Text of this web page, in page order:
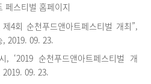
페스티벌 홈페이지
4회 순천푸드앤아트페스티벌 개최”,
, 2019. 09. 23.
, ‘2019 순천푸드앤아트페스티벌 개
2019. 09. 23.